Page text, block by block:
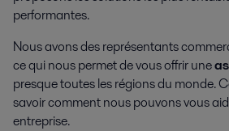
performantes.
Nous avons des représentants
ce qui nous permet de vous offrir une
presque toutes les régions du monde.
savoir comment nous pouvons vous
entreprise.